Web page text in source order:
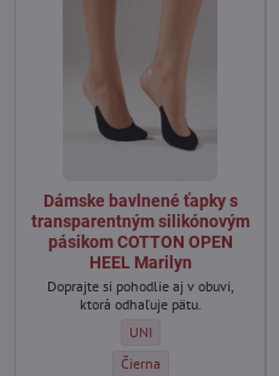
Dámske bavlnené ťapky s
transparentným silikónovým
pásikom COTTON OPEN
HEEL Marilyn
Doprajte si pohodlie aj v obuvi,
ktorá odhaľuje pätu.
Dámske bavlnené
UNI
Dámske bavlnené ťapky
Čierna